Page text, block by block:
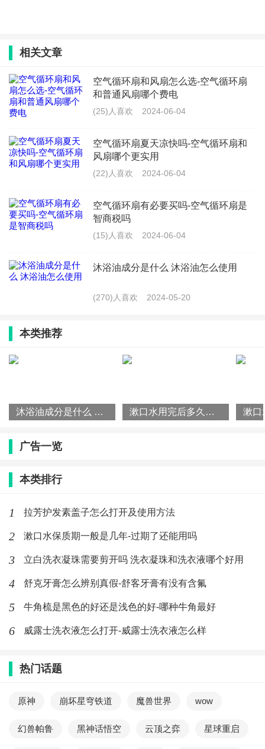
相关文章
空气循环扇和风扇怎么选-空气循环扇
和普通风扇哪个费电
(25)人喜欢 2024-06-04
空气循环扇夏天凉快吗-空气循环扇和
风扇哪个更实用
(22)人喜欢 2024-06-04
空气循环扇有必要买吗-空气循环扇是
智商税吗
(15)人喜欢 2024-06-04
沐浴油成分是什么 沐浴油怎么使用
(270)人喜欢 2024-05-20
本类推荐
沐浴油成分是什么 沐浴油怎么使用 漱口水用完后多久可以喝水-戴牙套可以用漱口水吗
广告一览
本类排行
1 拉芳护发素盖子怎么打开及使用方法
2 漱口水保质期一般是几年-过期了还能用吗
3 立白洗衣凝珠需要剪开吗 洗衣凝珠和洗衣液哪个好用
4 舒克牙膏怎么辨别真假-舒客牙膏有没有含氟
5 牛角梳是黑色的好还是浅色的好-哪种牛角最好
6 威露士洗衣液怎么打开-威露士洗衣液怎么样
热门话题
原神 崩坏星穹铁道 魔兽世界 wow
幻兽帕鲁 黑神话悟空 云顶之弈 星球重启